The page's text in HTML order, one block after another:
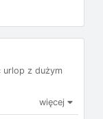
z dużym
więcej